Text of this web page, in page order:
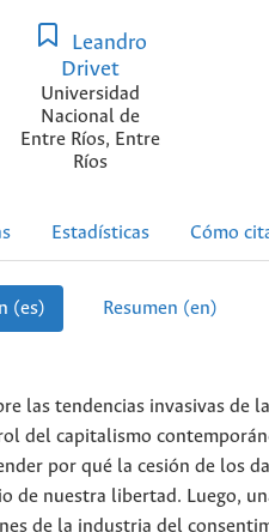
Leandro
Drivet
Universidad
Nacional de
Entre Ríos, Entre
Ríos
Estadísticas Cómo
(es) Resumen (en)
las tendencias invasivas de
del capitalismo
por qué la cesión de los
de nuestra libertad. Luego,
de la industria del